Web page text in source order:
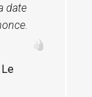
date
Le